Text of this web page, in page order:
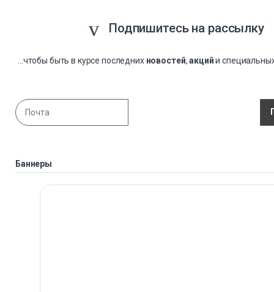
Подпишитесь на рассылку
...чтобы быть в курсе последних новостей,акцийи
Баннеры